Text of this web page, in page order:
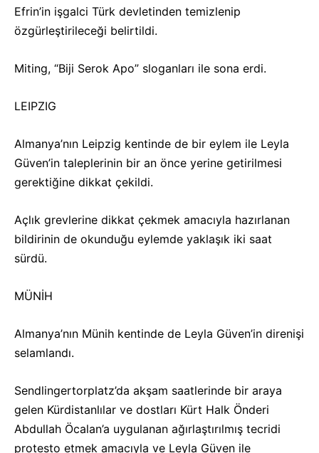
Efrin’in işgalci Türk devletinden temizlenip
özgürleştirileceği belirtildi.
Miting, “Biji Serok Apo” sloganları ile sona erdi.
LEIPZIG
Almanya’nın Leipzig kentinde de bir eylem ile Leyla
Güven’in taleplerinin bir an önce yerine getirilmesi
gerektiğine dikkat çekildi.
Açlık grevlerine dikkat çekmek amacıyla hazırlanan
bildirinin de okunduğu eylemde yaklaşık iki saat
sürdü.
MÜNİH
Almanya’nın Münih kentinde de Leyla Güven’in direnişi
selamlandı.
Sendlingertorplatz’da akşam saatlerinde bir araya
gelen Kürdistanlılar ve dostları Kürt Halk Önderi
Abdullah Öcalan’a uygulanan ağırlaştırılmış tecridi
protesto etmek amacıyla ve Leyla Güven ile